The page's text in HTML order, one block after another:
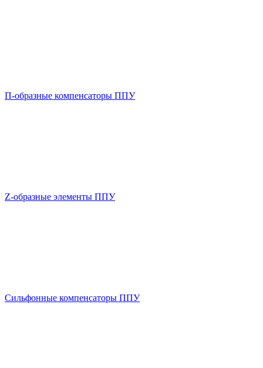
П-образные компенсаторы ППУ
Z-образные элементы ППУ
Сильфонные компенсаторы ППУ